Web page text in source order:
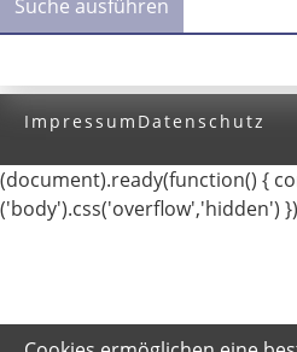
Impressum Datenschutz
(document).ready(function() {
('body').css('overflow','hidden')